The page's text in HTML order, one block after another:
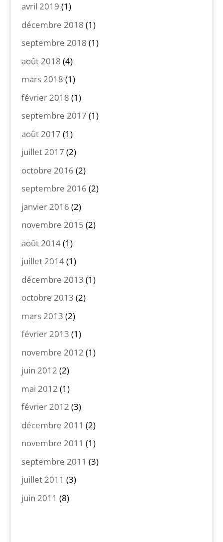
avril 2019 (1)
décembre 2018 (1)
septembre 2018 (1)
août 2018 (4)
mars 2018 (1)
février 2018 (1)
septembre 2017 (1)
août 2017 (1)
juillet 2017 (2)
octobre 2016 (2)
septembre 2016 (2)
janvier 2016 (2)
novembre 2015 (2)
août 2014(1)
juillet 2014(1)
décembre 2013 (1)
octobre 2013 (2)
mars 2013 (2)
février 2013 (1)
novembre 2012 (1)
juin 2012 (2)
mai 2012 (1)
février 2012 (3)
décembre 2011 (2)
novembre 2011 (1)
septembre 2011 (3)
juillet 2011 (3)
juin 2011 (8)